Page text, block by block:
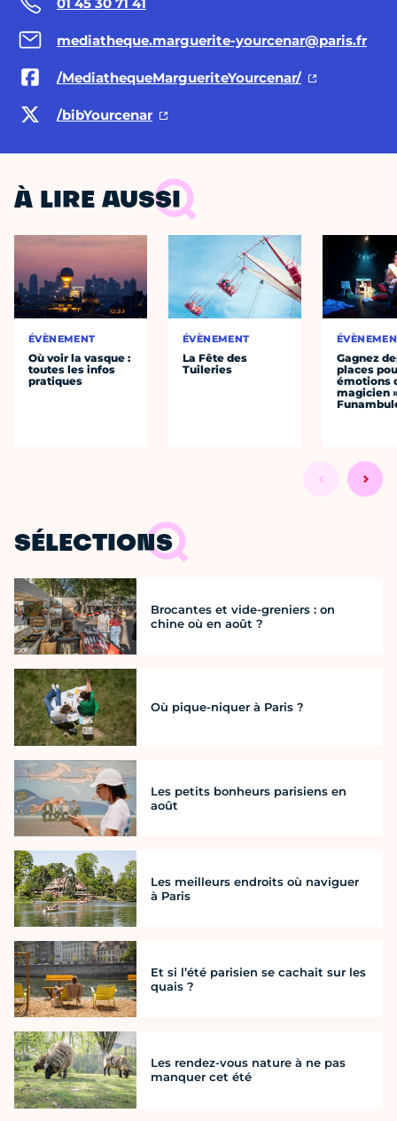
mediatheque.marguerite-yourcenar@paris.fr
/MediathequeMargueriteYourcenar/
/bibYourcenar
À LIRE AUSSI
ÉVÈNEMENT
Où voir la vasque :
toutes les infos
pratiques
ÉVÈNEMENT
La Fête des
Tuileries
Gagnez
places
émotions
magicien
SÉLECTIONS
Brocantes et vide-greniers : on
chine où en août ?
Où pique-niquer à Paris ?
Les petits bonheurs parisiens en
août
Les meilleurs endroits où naviguer
à Paris
Et si l’été parisien se cachait sur les
quais ?
Les rendez-vous nature à ne pas
manquer cet été